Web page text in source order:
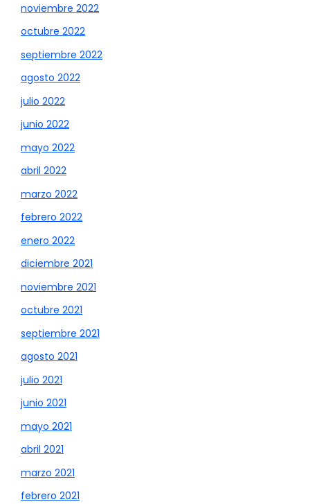
noviembre 2022
octubre 2022
septiembre 2022
agosto 2022
julio 2022
junio 2022
mayo 2022
abril 2022
marzo 2022
febrero 2022
enero 2022
diciembre 2021
noviembre 2021
octubre 2021
septiembre 2021
agosto 2021
julio 2021
junio 2021
mayo 2021
abril 2021
marzo 2021
febrero 2021